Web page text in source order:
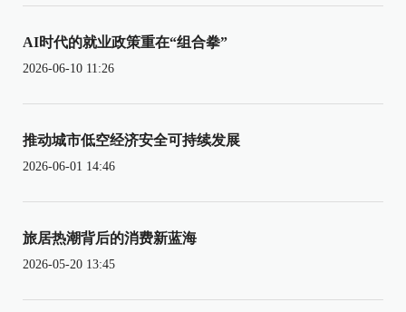
AI时代的就业政策重在“组合拳”
2026-06-10 11:26
推动城市低空经济安全可持续发展
2026-06-01 14:46
旅居热潮背后的消费新蓝海
2026-05-20 13:45